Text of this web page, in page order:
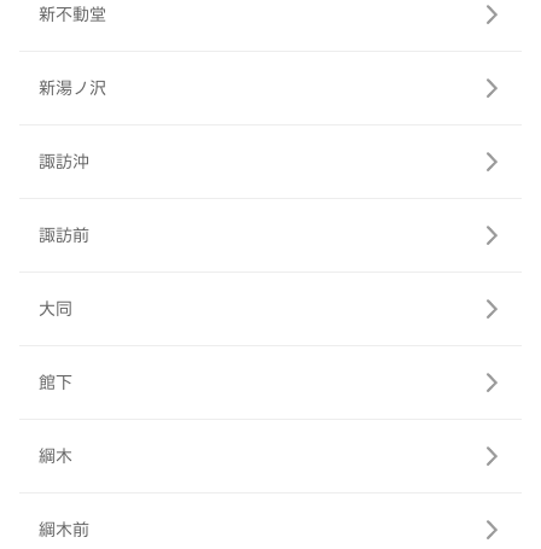
新不動堂
新湯ノ沢
諏訪沖
諏訪前
大同
館下
綱木
綱木前